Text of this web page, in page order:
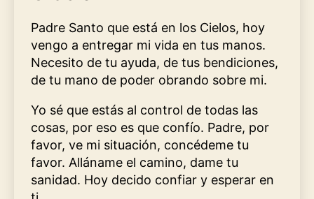
Padre Santo que está en los Cielos, hoy
vengo a entregar mi vida en tus manos.
Necesito de tu ayuda, de tus bendiciones,
de tu mano de poder obrando sobre mi.
Yo sé que estás al control de todas las
cosas, por eso es que confío. Padre, por
favor, ve mi situación, concédeme tu
favor. Alláname el camino, dame tu
sanidad. Hoy decido confiar y esperar en